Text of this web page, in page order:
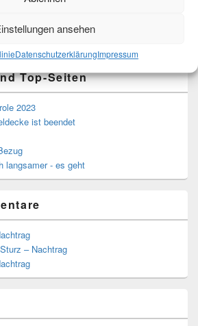
ansehen
DatenschutzerklärungImpressum
Top-Seiten
2023
ist beendet
langsamer - es geht
Sturz – Nachtrag